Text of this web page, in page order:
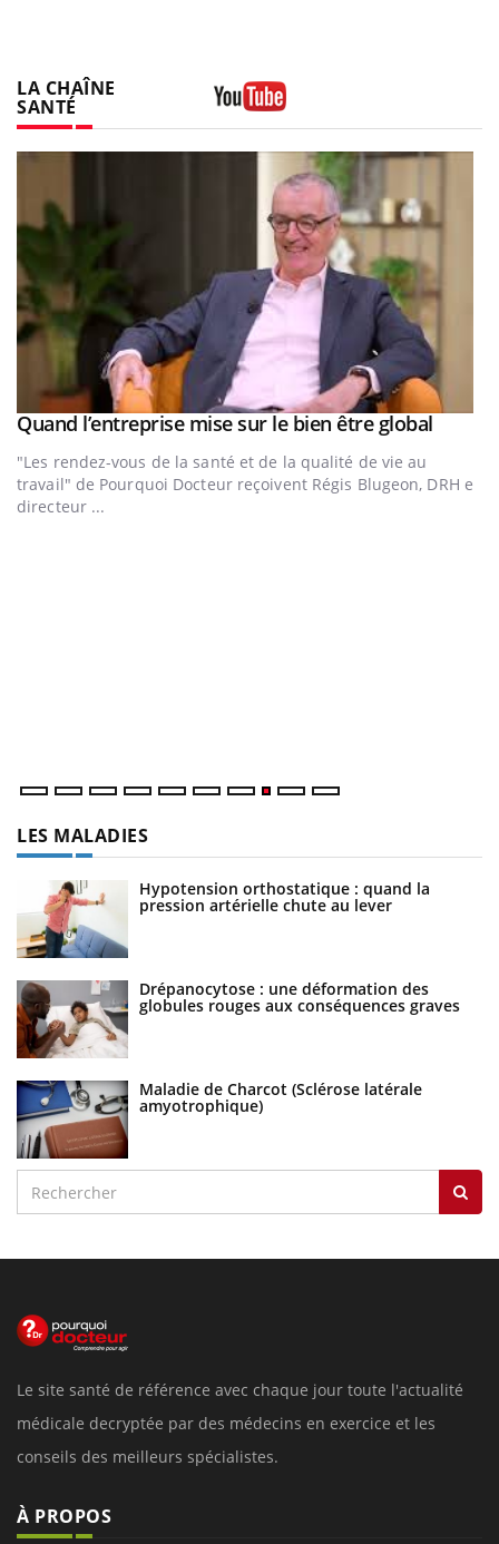
LA CHAÎNE
SANTÉ
Youtube
Youtube
Quand l’entreprise mise sur le bien être global
"Les rendez-vous de la santé et de la qualité de vie au
travail" de Pourquoi Docteur reçoivent Régis Blugeon, DRH et
directeur ...
LES MALADIES
Hypotension orthostatique : quand la
pression artérielle chute au lever
Drépanocytose : une déformation des
globules rouges aux conséquences graves
Maladie de Charcot (Sclérose latérale
amyotrophique)
Le site santé de référence avec chaque jour toute l'actualité
médicale decryptée par des médecins en exercice et les
conseils des meilleurs spécialistes.
À PROPOS